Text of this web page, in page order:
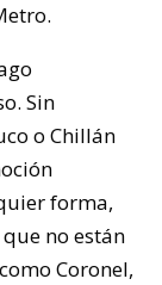
Sin
o Chillán
forma,
no están
Coronel,